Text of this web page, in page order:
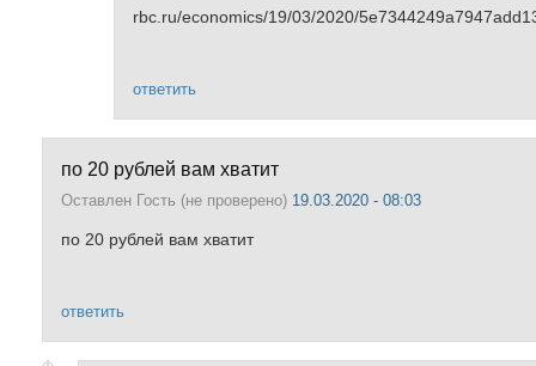
rbc.ru/economics/19/03/2020/
ответить
по 20 рублей вам хватит
Оставлен Гость (не проверено) 19.03.2020 - 08:03
по 20 рублей вам хватит
ответить